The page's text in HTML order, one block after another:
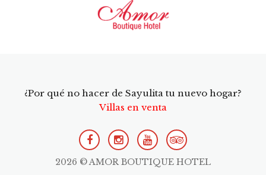
¿Por qué no hacer de Sayulita tu nuevo hogar?
Villas en venta
2026 © AMOR BOUTIQUE HOTEL